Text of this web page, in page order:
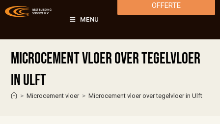
MENU
OFFERTE
Microcement vloer over tegelvloer
in Ulft
> Microcement vloer > Microcement vloer over tegelvloer in Ulft